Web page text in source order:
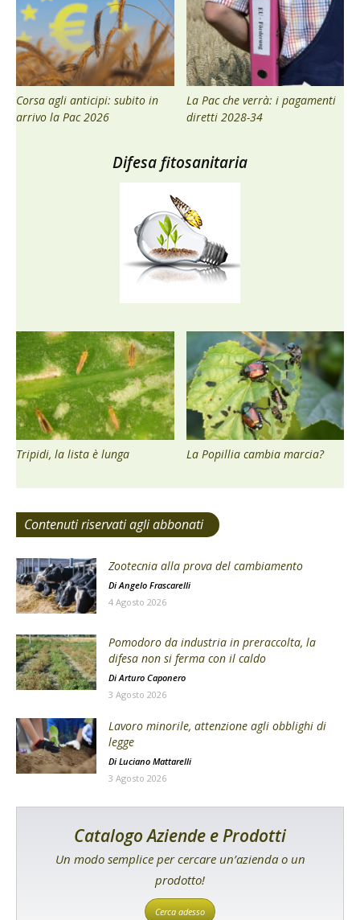
Corsa agli anticipi: subito in
arrivo la Pac 2026
La Pac che verrà: i pagamenti
diretti 2028-34
Difesa fitosanitaria
Tripidi, la lista è lunga La Popillia cambia marcia?
Contenuti riservati agli abbonati
Zootecnia alla prova del cambiamento
DiAngelo Frascarelli
4 Agosto 2026
Pomodoro da industria in preraccolta, la
difesa non si ferma con il caldo
Di Arturo Caponero
3 Agosto 2026
Lavoro minorile, attenzione agli obblighi di
legge
Di Luciano Mattarelli
3 Agosto 2026
Catalogo Aziende e Prodotti
Un modo semplice per cercare un’azienda o un
prodotto!
Cerca adesso